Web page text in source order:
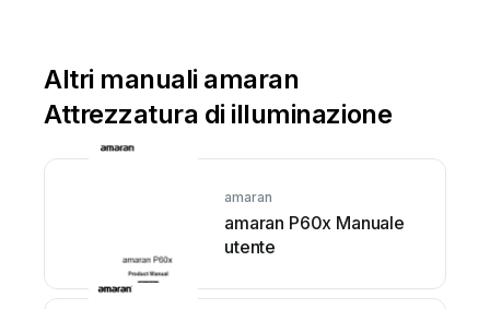
Altri manuali amaran
Attrezzatura di illuminazione
amaran
amaran P60x Manuale
utente